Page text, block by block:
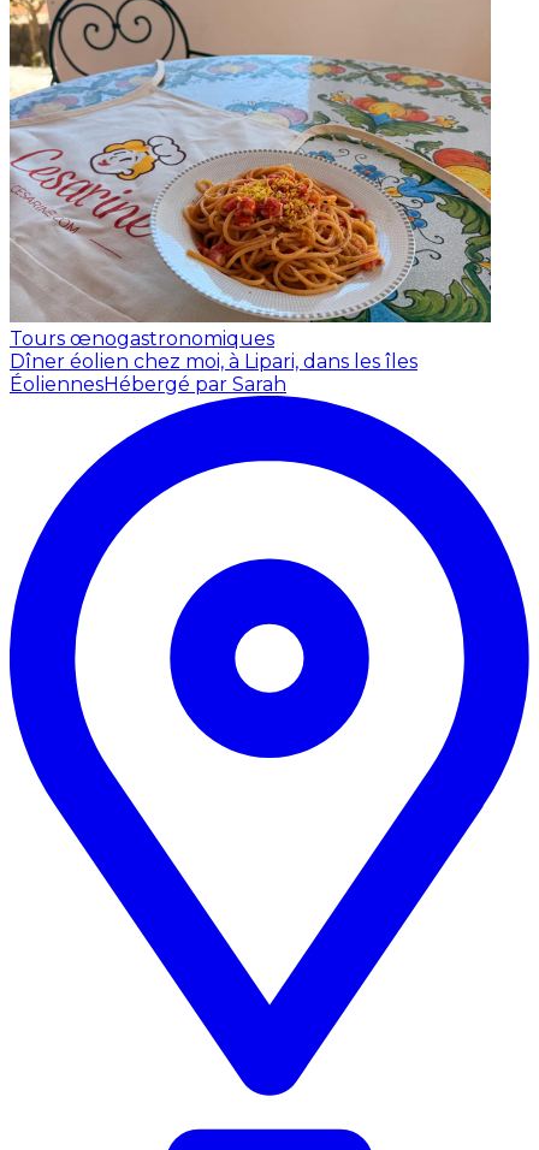
Tours œnogastronomiques
Dîner éolien chez moi, à Lipari, dans les îles
ÉoliennesHébergé par Sarah